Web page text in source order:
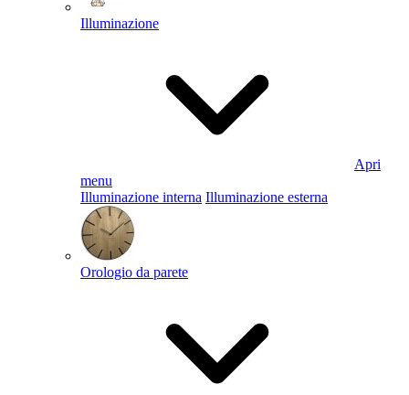
Illuminazione
Apri
menu
Illuminazione interna Illuminazione esterna
Orologio da parete